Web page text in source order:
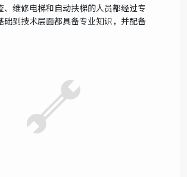
、维修电梯和自动扶梯的人员都经过专
础到技术层面都具备专业知识，并配备